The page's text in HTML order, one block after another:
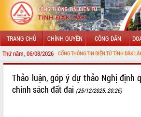
TRANG CHỦ CHÍNH QUYỀN CÔNG DÂN
Thứ năm, 06/08/2026
ĐẾN VỚI CỔNG THÔNG TIN ĐIỆN TỬ TỈNH ĐẮK LẮK
LÃNH ĐẠO UBND TỈNH
Thảo luận, góp ý dự thảo Nghị định
chính sách đất đai (25/12/2025, 20:26)